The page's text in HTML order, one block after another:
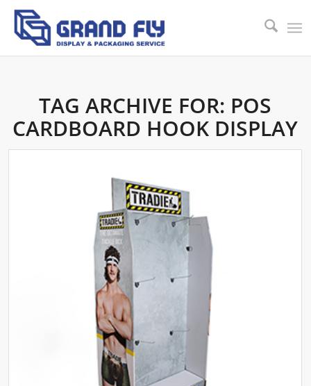
TAG ARCHIVE FOR: POS
CARDBOARD HOOK DISPLAY